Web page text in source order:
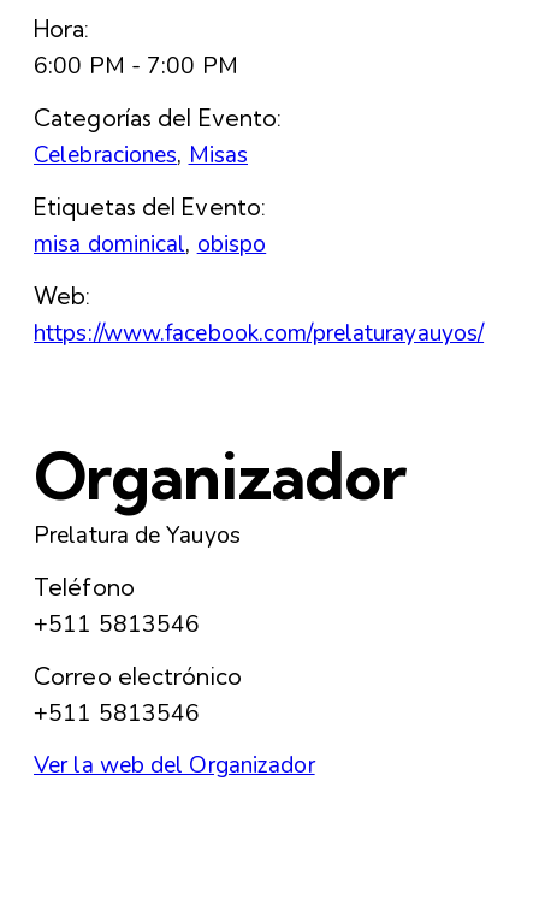
Hora:
6:00 PM - 7:00 PM
Categorías del Evento:
Celebraciones, Misas
Etiquetas del Evento:
misa dominical, obispo
Web:
https://www.facebook.com/prelaturayauyos/
Organizador
Prelatura de Yauyos
Teléfono
+511 5813546
Correo electrónico
+511 5813546
Ver la web del Organizador